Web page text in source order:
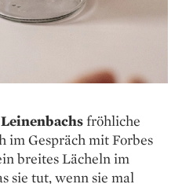
fröh­liche
im Gespräch mit Forbes
breites Lächeln im
sie tut, wenn sie mal